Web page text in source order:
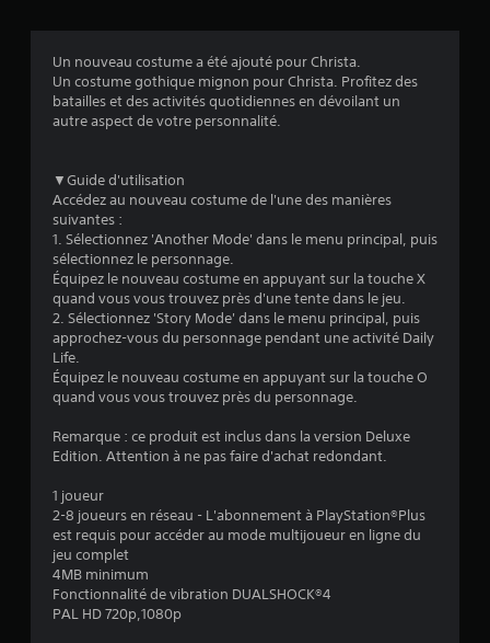
s
:
9
é
t
o
i
e
s
Un nouveau costume a été ajouté pour Christa.
Un costume gothique mignon pour Christa. Profitez des
batailles et des activités quotidiennes en dévoilant un
autre aspect de votre personnalité.
▼Guide d'utilisation
Accédez au nouveau costume de l'une des manières
suivantes :
1. Sélectionnez 'Another Mode' dans le menu principal, puis
sélectionnez le personnage.
Équipez le nouveau costume en appuyant sur la touche X
quand vous vous trouvez près d'une tente dans le jeu.
2. Sélectionnez 'Story Mode' dans le menu principal, puis
approchez-vous du personnage pendant une activité Daily
Life.
Équipez le nouveau costume en appuyant sur la touche O
quand vous vous trouvez près du personnage.
Remarque : ce produit est inclus dans la version Deluxe
Edition. Attention à ne pas faire d'achat redondant.
1 joueur
2-8 joueurs en réseau - L'abonnement à PlayStation®Plus
est requis pour accéder au mode multijoueur en ligne du
jeu complet
4MB minimum
Fonctionnalité de vibration DUALSHOCK®4
PAL HD 720p,1080p